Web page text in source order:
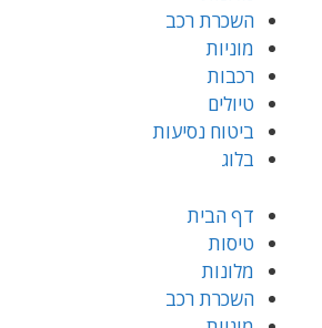
השכרת רכב
מוניות
רכבות
טיולים
ביטוח נסיעות
בלוג
דף הבית
טיסות
מלונות
השכרת רכב